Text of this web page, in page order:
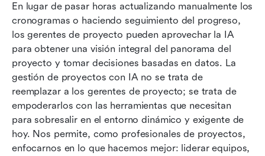
En lugar de pasar horas actualizando manualmente los
cronogramas o haciendo seguimiento del progreso,
los gerentes de proyecto pueden aprovechar la IA
para obtener una visión integral del panorama del
proyecto y tomar decisiones basadas en datos. La
gestión de proyectos con IA no se trata de
reemplazar a los gerentes de proyecto; se trata de
empoderarlos con las herramientas que necesitan
para sobresalir en el entorno dinámico y exigente de
hoy. Nos permite, como profesionales de proyectos,
enfocarnos en lo que hacemos mejor: liderar equipos,